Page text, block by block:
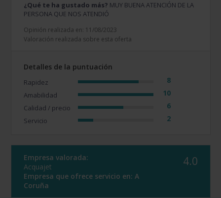
¿Qué te ha gustado más? MUY BUENA ATENCIÓN DE LA
PERSONA QUE NOS ATENDIÓ
Opinión realizada en: 11/08/2023
Valoración realizada sobre esta oferta
Detalles de la puntuación
Rapidez 8
Amabilidad 10
Calidad / precio 6
Servicio 2
Empresa valorada:
Acquajet
Empresa que ofrece servicio en:A
Coruña
4.0